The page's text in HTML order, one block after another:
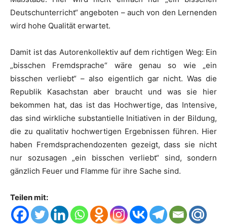
Deutschunterricht“ angeboten – auch von den Lernenden
wird hohe Qualität erwartet.
Damit ist das Autorenkollektiv auf dem richtigen Weg: Ein
„bisschen Fremdsprache“ wäre genau so wie „ein
bisschen verliebt“ – also eigentlich gar nicht. Was die
Republik Kasachstan aber braucht und was sie hier
bekommen hat, das ist das Hochwertige, das Intensive,
das sind wirkliche substantielle Initiativen in der Bildung,
die zu qualitativ hochwertigen Ergebnissen führen. Hier
haben Fremdsprachendozenten gezeigt, dass sie nicht
nur sozusagen „ein bisschen verliebt“ sind, sondern
gänzlich Feuer und Flamme für ihre Sache sind.
Teilen mit: